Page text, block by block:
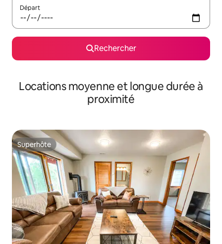
Départ
Rechercher
Locations moyenne et longue durée à
proximité
Superhôte
Superhôte